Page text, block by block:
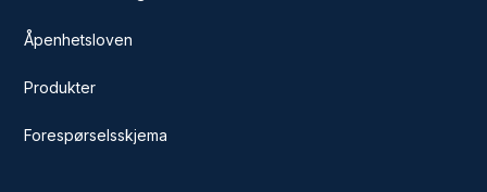
Åpenhetsloven
Produkter
Forespørselsskjema